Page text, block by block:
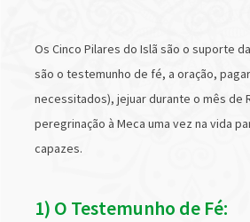
Os Cinco Pilares do Islã são o suporte
são o testemunho de fé, a oração,
necessitados), jejuar durante o mês de
peregrinação à Meca uma vez na vida
capazes.
1) O Testemunho de Fé: